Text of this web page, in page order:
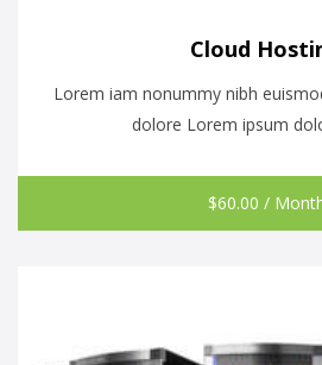
Cloud
Lorem iam nonummy nibh
dolore Lorem ipsum
$60.00 /